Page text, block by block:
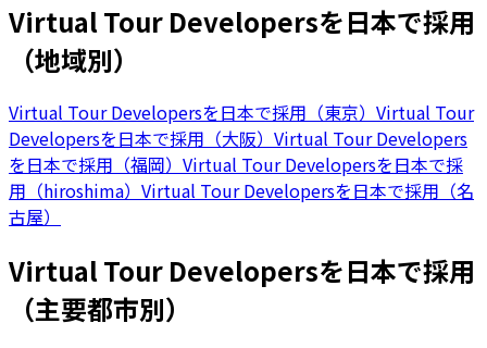
Virtual Tour Developersを日本で採用
（地域別）
Virtual Tour Developersを日本で採用（東京） Virtual Tour
Developersを日本で採用（大阪） Virtual Tour Developers
を日本で採用（福岡） Virtual Tour Developersを日本で採
用（hiroshima） Virtual Tour Developersを日本で採用（名
古屋）
Virtual Tour Developersを日本で採用
（主要都市別）